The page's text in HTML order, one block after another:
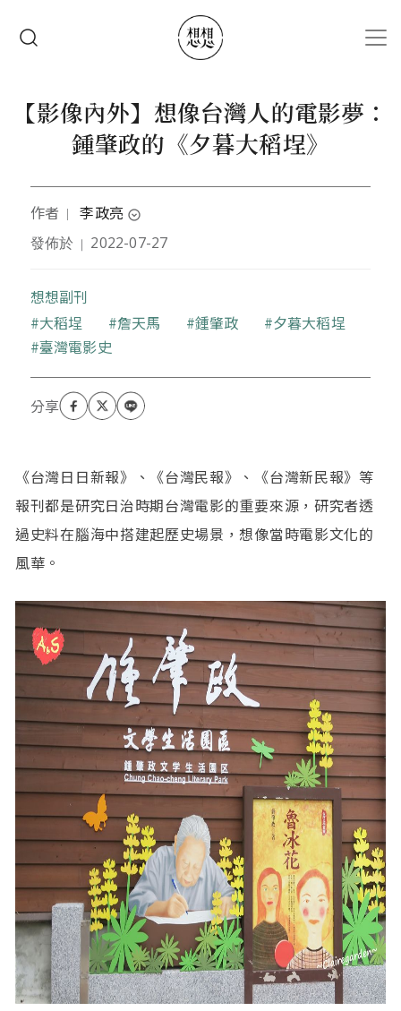
【影像內外】想像台灣人的電影夢：
鍾肇政的《夕暮大稻埕》
作者 ｜ 李政亮 expand_circle_down
輔大法學士、台灣大學法學碩士、 北京大學哲學博
人文社會學院兼任助理教授，現為文化評論者、政治
大學傳播學院兼任助理教授。
二000年，帶著觀察者的好奇進入中國現場，在北京生
活十二年，中國觀察作品包括《拆哪，我在這樣的中
（二0一二，獲選《亞洲週刊》該年度十大好書）、
《拆哪，中國的大片時代》（入選二0一八年德國法蘭
發佈於 ｜ 2022-07-27
想想副刊
關鍵字
大稻埕 詹天馬 鍾肇政
夕暮大稻埕
臺灣電影史
《台灣日日新報》、《台灣民報》、《台灣新民報》等
報刊都是研究日治時期台灣電影的重要來源，研究者透
過史料在腦海中搭建起歷史場景，想像當時電影文化的
風華。